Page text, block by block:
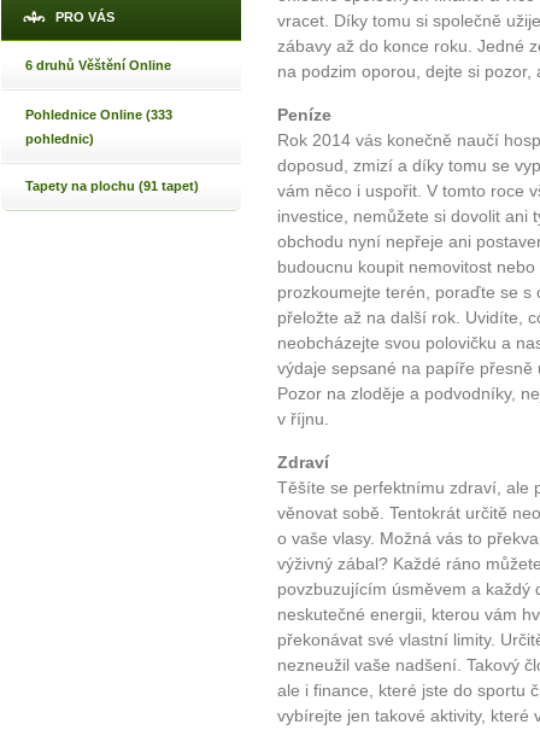
PRO VÁS
6 druhů Věštění Online
Pohlednice Online (333
pohlednic)
Tapety na plochu (91 tapet)
vracet. Díky tomu si společně
zábavy až do konce roku. Jedné
na podzim oporou, dejte si
Peníze
Rok 2014 vás konečně naučí
doposud, zmizí a díky tomu se
vám něco i uspořit. V tomto roce
investice, nemůžete si dovolit ani
obchodu nyní nepřeje ani
budoucnu koupit nemovitost
prozkoumejte terén, poraďte se
přeložte až na další rok. Uvidíte,
neobcházejte svou polovičku a
výdaje sepsané na papíře
Pozor na zloděje a podvodníky,
v říjnu.
Zdraví
Těšíte se perfektnímu zdraví, ale
věnovat sobě. Tentokrát určitě
o vaše vlasy. Možná vás to
výživný zábal? Každé ráno
povzbuzujícím úsměvem a každý
neskutečné energii, kterou vám
překonávat své vlastní limity.
nezneužil vaše nadšení. Takový
ale i finance, které jste do sportu
vybírejte jen takové aktivity, které